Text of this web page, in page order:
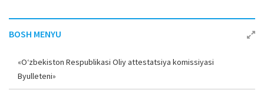
BOSH MENYU
«O‘zbekiston Respublikasi Oliy attestatsiya komissiyasi
Byulleteni»